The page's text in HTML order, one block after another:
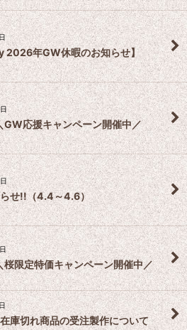
2026年GW休暇のお知らせ】
日
応援キャンペーン開催中／
日
せ!!（4.4～4.6）
日
限定特価キャンペーン開催中／
庫切れ商品の受注製作について